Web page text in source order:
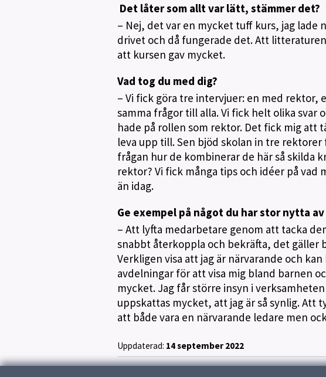
Det låter som allt var lätt, stämmer det?
– Nej, det var en mycket tuff kurs, jag lade
drivet och då fungerade det. Att
att kursen gav mycket.
Vad tog du med dig?
– Vi fick göra tre intervjuer: en med rektor,
samma frågor till alla. Vi fick helt olika svar
hade på rollen som rektor. Det fick mig
leva upp till. Sen bjöd skolan in tre
frågan hur de kombinerar de här så skilda
rektor? Vi fick många tips och idéer på vad
än idag.
Ge exempel på något du har stor nytta
– Att lyfta medarbetare genom att tacka
snabbt återkoppla och bekräfta, det gäller
Verkligen visa att jag är närvarande och
avdelningar för att visa mig bland barnen
mycket. Jag får större insyn i
uppskattas mycket, att jag är så synlig. Att
att både vara en närvarande ledare men
Uppdaterad: 14 september 2022